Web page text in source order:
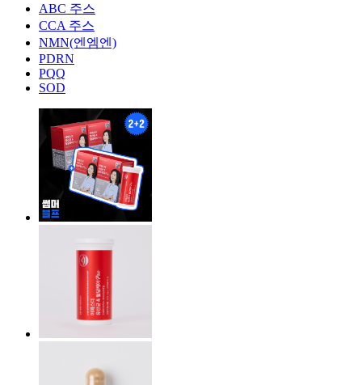
ABC 주스
CCA 주스
NMN(엔엠엔)
PDRN
PQQ
SOD